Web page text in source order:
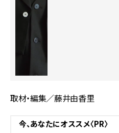
取材・編集／藤井由香里
今、あなたにオススメ〈PR〉